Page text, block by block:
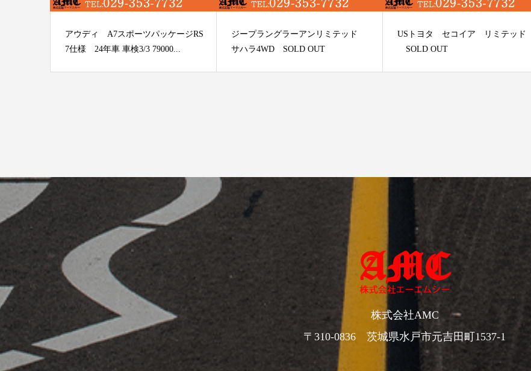
アウディ A7スポーツパッケージRS
7仕様 24年車 車検3/3 79000...
ジープラングラーアンリミテッド
サハラ4WD SOLD OUT
USトヨタ セコイア リミテッド
SOLD OUT
株式会社AMC
〒310-0836 茨城県水戸市元吉田町1537-1